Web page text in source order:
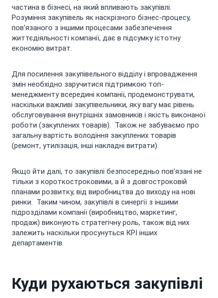
частина в бізнесі, на який впливають закупівлі.
Розуміння закупівель як наскрізного бізнес-процесу,
пов’язаного з іншими процесами забезпечення
життєдіяльності компанії, дає в підсумку істотну
економію витрат.
Для посилення закупівельного відділу і впровадження
змін необхідно заручитися підтримкою топ-
менеджменту всередині компанії, продемонструвати,
наскільки важливі закупівельники, яку вагу має рівень
обслуговування внутрішніх замовників і якість виконаної
роботи (закуплених товарів). Також не забуваємо про
загальну вартість володіння закуплених товарів
(ремонт, утилізація, інші накладні витрати).
Якщо йти далі, то закупівлі безпосередньо пов’язані не
тільки з короткостроковими, а й з довгостроковій
планами розвитку, від виробництва до виходу на нові
ринки. Таким чином, закупівлі в синергії з іншими
підрозділами компанії (виробництво, маркетинг,
продаж) виконують стратегічну роль, також від них
залежить наскільки просунуться КРІ інших
департаментів.
Куди рухаються закупівлі